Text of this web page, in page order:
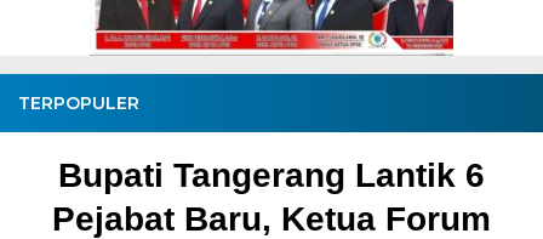
TERPOPULER
Bupati Tangerang Lantik 6
Pejabat Baru, Ketua Forum